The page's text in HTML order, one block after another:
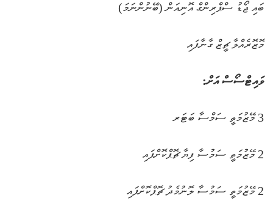
ބައި ޖޯޑު ސްޕްރިންގް އޮނިއަން (ބޭނުންނަމަ)
މޮޒޮރެއްލާ ޗީޒް ގާނާފައި
ވައިޓްސޯސް އަށް:
3 މޭޒުމަތީ ސަމްސާ ބަޓަރ
2 މޭޒުމަތީ ސަމުސާ ފިޔާ ޗޮޕްކޮށްފައި
2 މޭޒުމަތީ ސަމުސާ ލޮނުމެދު ޗޮޕްކޮށްފައި